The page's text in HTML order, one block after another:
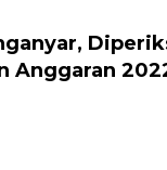
Anggaran